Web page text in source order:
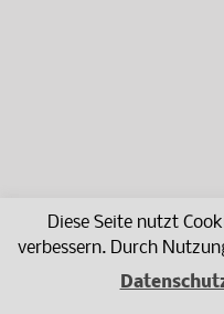
Diese Seite nutzt
verbessern. Durch